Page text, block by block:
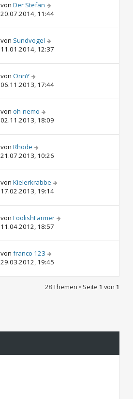
von Der Stefan
20.07.2014, 11:44
von Sundvogel
11.01.2014, 12:37
von OnnY
06.11.2013, 17:44
von oh-nemo
02.11.2013, 18:09
von Rhöde
21.07.2013, 10:26
von Kielerkrabbe
17.02.2013, 19:14
von FoolishFarmer
11.04.2012, 18:57
von franco 123
29.03.2012, 19:45
28 Themen • Seite 1 von 1